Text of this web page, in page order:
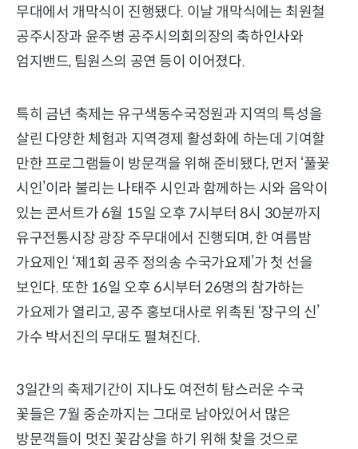
무대에서 개막식이 진행됐다. 이날 개막식에는 최원철
공주시장과 윤주병 공주시의회의장의 축하인사와
엄지밴드, 팀원스의 공연 등이 이어졌다.
특히 금년 축제는 유구색동수국정원과 지역의 특성을
살린 다양한 체험과 지역경제 활성화에 하는데 기여할
만한 프로그램들이 방문객을 위해 준비됐다, 먼저 ‘풀꽃
시인’이라 불리는 나태주 시인과 함께하는 시와 음악이
있는 콘서트가 6월 15일 오후 7시부터 8시 30분까지
유구전통시장 광장 주무대에서 진행되며, 한 여름밤
가요제인 ‘제1회 공주 정의송 수국가요제’가 첫 선을
보인다. 또한 16일 오후 6시부터 26명의 참가하는
가요제가 열리고, 공주 홍보대사로 위촉된 ‘장구의 신’
가수 박서진의 무대도 펼쳐진다.
3일간의 축제기간이 지나도 여전히 탐스러운 수국
꽃들은 7월 중순까지는 그대로 남아있어서 많은
방문객들이 멋진 꽃감상을 하기 위해 찾을 것으로